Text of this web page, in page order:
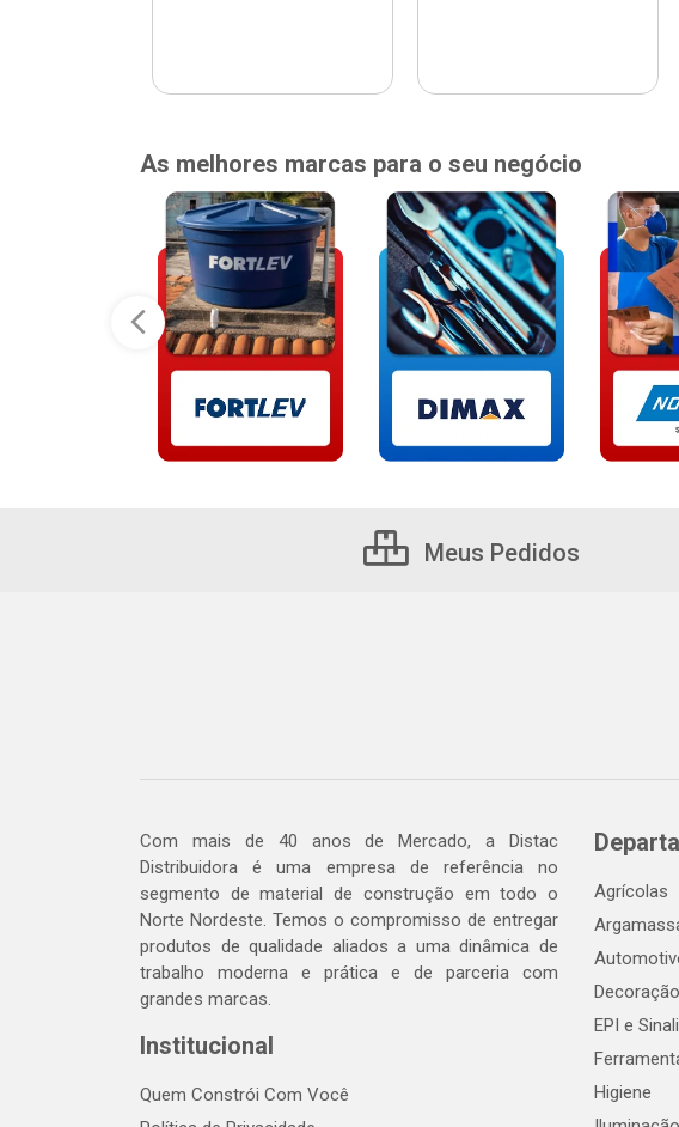
As melhores marcas para o seu negócio
Meus Pedidos
Com mais de 40 anos de Mercado, a Distac
Distribuidora é uma empresa de referência no
segmento de material de construção em todo o
Norte Nordeste. Temos o compromisso de entregar
produtos de qualidade aliados a uma dinâmica de
trabalho moderna e prática e de parceria com
grandes marcas.
Institucional
Quem Constrói Com Você
Agrícolas
Decoração
EPI e
Higiene